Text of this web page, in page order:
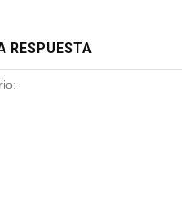
RESPUESTA